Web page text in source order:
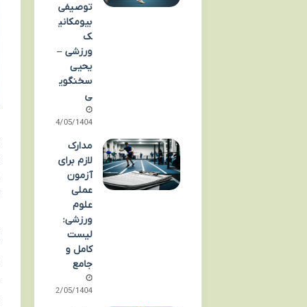
توصیفی
بیومکانی
ک
ورزشی –
یحیی
سخنگوی
ی
04/05/1404
مدارک
لازم برای
آزمون
عملی
علوم
ورزشی:
لیست
کامل و
جامع
02/05/1404